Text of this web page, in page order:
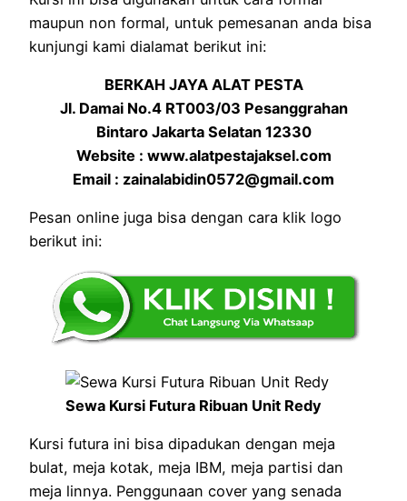
maupun non formal, untuk pemesanan anda bisa
kunjungi kami dialamat berikut ini:
BERKAH JAYA ALAT PESTA
Jl. Damai No.4 RT003/03 Pesanggrahan
Bintaro Jakarta Selatan 12330
Website : www.alatpestajaksel.com
Email : zainalabidin0572@gmail.com
Pesan online juga bisa dengan cara klik logo
berikut ini:
Sewa Kursi Futura Ribuan Unit Redy
Kursi futura ini bisa dipadukan dengan meja
bulat, meja kotak, meja IBM, meja partisi dan
meja linnya. Penggunaan cover yang senada